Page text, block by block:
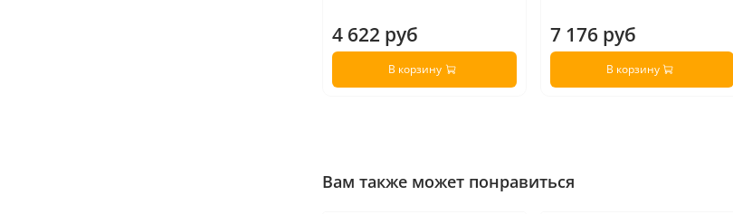
4 622 руб
В корзину
7 176 руб
В корзину
Вам также может понравиться